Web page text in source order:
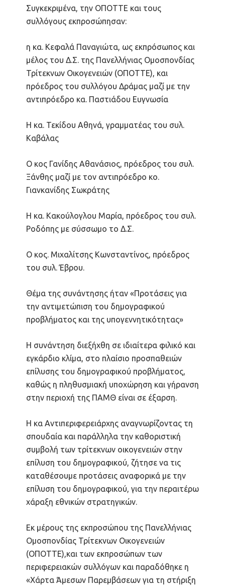
Συγκεκριμένα, την ΟΠΟΤΤΕ και τους
συλλόγους εκπροσώπησαν:
η κα. Κεφαλά Παναγιώτα, ως εκπρόσωπος και
μέλος του Δ.Σ. της Πανελλήνιας Ομοσπονδίας
Τρίτεκνων Οικογενειών (ΟΠΟΤΤΕ), και
πρόεδρος του συλλόγου Δράμας μαζί με την
αντιπρόεδρο κα. Παστιάδου Ευγνωσία
Η κα. Τεκίδου Αθηνά, γραμματέας του συλ.
Καβάλας
Ο κος Γανίδης Αθανάσιος, πρόεδρος του συλ.
Ξάνθης μαζί με τον αντιπρόεδρο κο.
Γιανκανίδης Σωκράτης
Η κα. Κακούλογλου Μαρία, πρόεδρος του συλ.
Ροδόπης με σύσσωμο το Δ.Σ.
Ο κος. Μιχαλίτσης Κωνσταντίνος, πρόεδρος
του συλ. Έβρου.
Θέμα της συνάντησης ήταν «Προτάσεις για
την αντιμετώπιση του δημογραφικού
προβλήματος και της υπογεννητικότητας»
Η συνάντηση διεξήχθη σε ιδιαίτερα φιλικό και
εγκάρδιο κλίμα, στο πλαίσιο προσπαθειών
επίλυσης του δημογραφικού προβλήματος,
καθώς η πληθυσμιακή υποχώρηση και γήρανση
στην περιοχή της ΠΑΜΘ είναι σε έξαρση.
Η κα Αντιπεριφερειάρχης αναγνωρίζοντας τη
σπουδαία και παράλληλα την καθοριστική
συμβολή των τρίτεκνων οικογενειών στην
επίλυση του δημογραφικού, ζήτησε να τις
καταθέσουμε προτάσεις αναφορικά με την
επίλυση του δημογραφικού, για την περαιτέρω
χάραξη εθνικών στρατηγικών.
Εκ μέρους της εκπροσώπου της Πανελλήνιας
Ομοσπονδίας Τρίτεκνων Οικογενειών
(ΟΠΟΤΤΕ),και των εκπροσώπων των
περιφερειακών συλλόγων και παραδόθηκε η
«Χάρτα Άμεσων Παρεμβάσεων για τη στήριξη